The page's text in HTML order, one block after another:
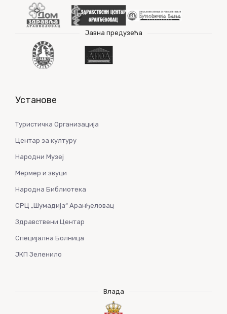
Јавна предузећа
Установе
Туристичка Организација
Центар за културу
Народни Музеј
Мермер и звуци
Народна Библиотека
СРЦ „Шумадија“ Аранђеловац
Здравствени Центар
Специјална Болница
ЈКП Зеленило
Влада